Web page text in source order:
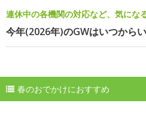
連休中の各機関の対応など、気にな
今年(2026年)のGWはいつから
春のおでかけにおすすめ